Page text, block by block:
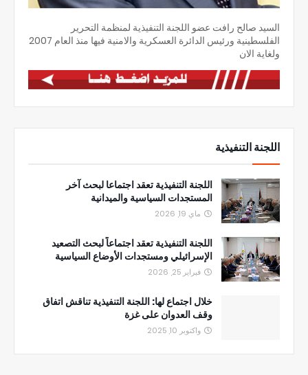
السيد صالح رافت عضو اللجنة التنفيذية لمنظمة التحرير
الفلسطينية ورئيس الدائرة العسكرية والامنية فيها منذ العام 2007
ولغاية الان
اللجنة التنفيذية
اللجنة التنفيذية تعقد اجتماعا لبحث آخر
المستجدات السياسية والميدانية
ماي 19, 2026
اللجنة التنفيذية تعقد اجتماعاً لبحث التصعيد
الإسرائيلي ومستجدات الأوضاع السياسية
فبراير 25, 2026
خلال اجتماع لها: اللجنة التنفيذية تناقش اتفاق
وقف العدوان على غزة
واكتوبر 10, 2025